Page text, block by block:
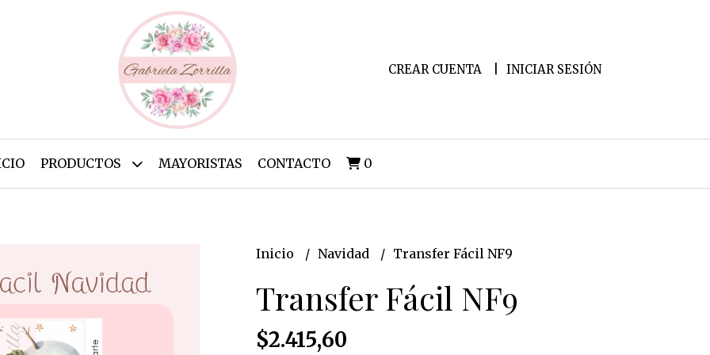
CREAR CUENTA INICIAR SESIÓN
PRODUCTOS MAYORISTAS CONTACTO 0
Inicio Navidad Transfer Fácil NF9
Transfer Fácil NF9
$2.415,60